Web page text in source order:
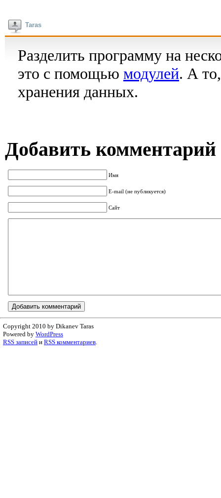
Taras
Разделить программу на
это с помощью модулей. А
хранения данных.
Добавить комментарий
Имя
E-mail (не публикуется)
Сайт
Copyright 2010 by Dikanev Taras
Powered by WordPress
RSS записей и RSS комментариев